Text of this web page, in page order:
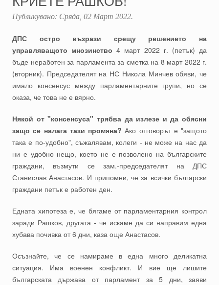
Публикувано: Сряда, 02 Март 2022.
ДПС остро възрази срещу решението на
управляващото мнозинство 4 март 2022 г. (петък) да
бъде неработен за парламента за сметка на 8 март 2022 г.
(вторник). Председателят на НС Никола Минчев обяви, че
имало консенсус между парламентарните групи, но се
оказа, че това не е вярно.
Някой от "консенсуса" трябва да излезе и да обясни
защо се налага тази промяна? Ако отговорът е "защото
така е по-удобно", съжалявам, колеги - не може на нас да
ни е удобно нещо, което не е позволено на българските
граждани, възмути се зам.-председателят на ДПС
Станислав Анастасов. И припомни, че за всички български
граждани петък е работен ден.
Едната хипотеза е, че бягаме от парламентарния контрол
заради Рашков, другата - че искаме да си направим една
хубава почивка от 6 дни, каза още Анастасов.
Осъзнайте, че се намираме в една много деликатна
ситуация. Има военен конфликт. И вие ще лишите
българската държава от парламент за 5 дни, заяви